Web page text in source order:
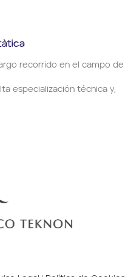
recorrido en el campo de
especialización técnica y,